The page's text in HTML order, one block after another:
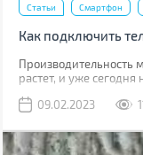
Статьи Смартфон
Как подключить
Производительность
растет, и уже
09.02.2023